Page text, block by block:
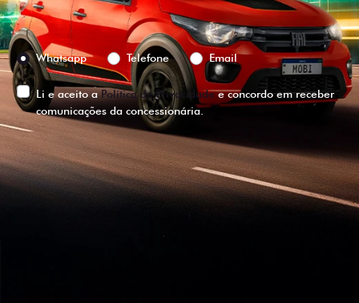
Preferência de contato:
Whatsapp
Telefone Email
Li e aceito aPolítica de Privacidadee concordo em receber
comunicações da concessionária.
ENTRAR EM CONTATO